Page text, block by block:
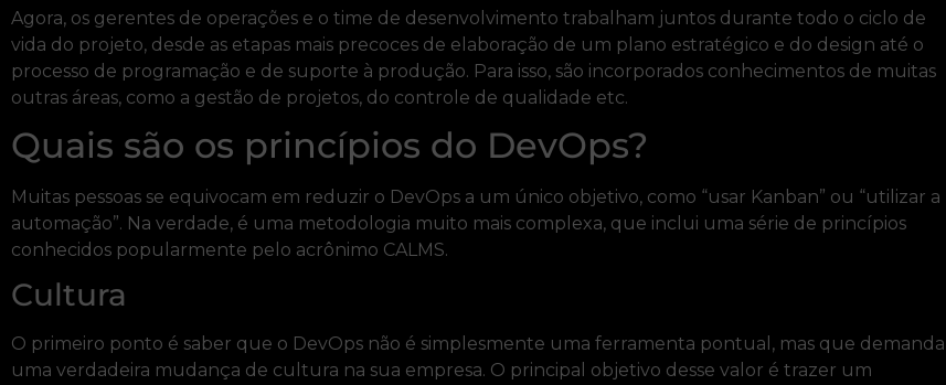
Agora, os gerentes de operações e o time de desenvolvimento trabalham juntos durante todo o ciclo de
vida do projeto, desde as etapas mais precoces de elaboração de um plano estratégico e do design até o
processo de programação e de suporte à produção. Para isso, são incorporados conhecimentos de muitas
outras áreas, como a gestão de projetos, do controle de qualidade etc.
Quais são os princípios do DevOps?
Muitas pessoas se equivocam em reduzir o DevOps a um único objetivo, como “usar Kanban” ou “utilizar a
automação”. Na verdade, é uma metodologia muito mais complexa, que inclui uma série de princípios
conhecidos popularmente pelo acrônimo CALMS.
Cultura
O primeiro ponto é saber que o DevOps não é simplesmente uma ferramenta pontual, mas que demanda
uma verdadeira mudança de cultura na sua empresa. O principal objetivo desse valor é trazer um